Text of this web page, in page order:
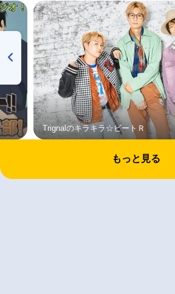
Trignalのキラキラ☆ビートＲ
もっと見る